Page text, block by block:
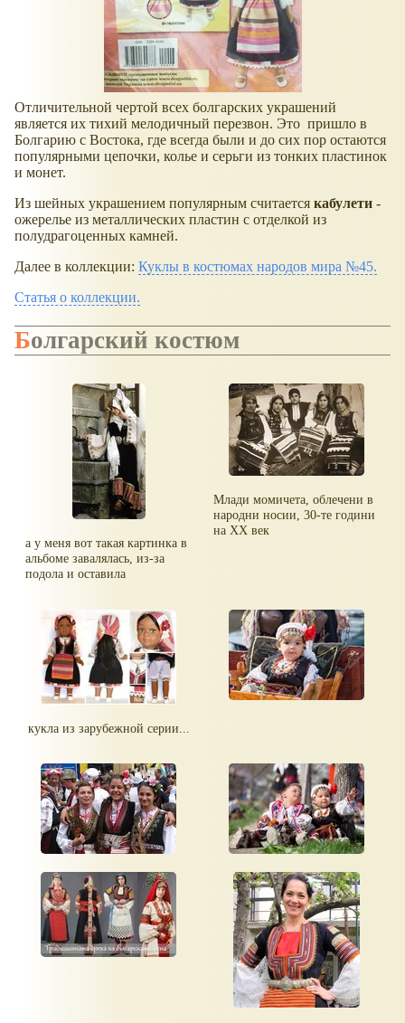
Отличительной чертой всех болгарских украшений
является их тихий мелодичный перезвон. Это пришло в
Болгарию с Востока, где всегда были и до сих пор остаются
популярными цепочки, колье и серьги из тонких пластинок
и монет.
Из шейных украшением популярным считается кабулети -
ожерелье из металлических пластин с отделкой из
полудрагоценных камней.
Далее в коллекции: Куклы в костюмах народов мира №45.
Статья о коллекции.
Болгарский костюм
а у меня вот такая картинка в
альбоме завалялась, из-за
подола и оставила
Млади момичета, облечени в
народни носии, 30-те години
на ХХ век
кукла из зарубежной серии...